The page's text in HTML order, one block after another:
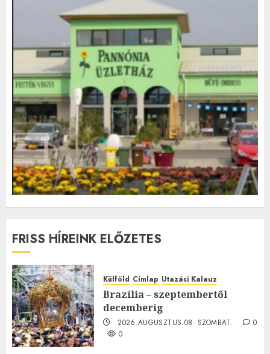
FRISS HÍREINK ELŐZETES
Külföld Címlap Utazási Kalauz
Brazília – szeptembertől
decemberig
2026.AUGUSZTUS.08. SZOMBAT.
0
0